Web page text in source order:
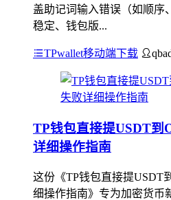
盖助记词输入错误（如顺序
稳定、钱包版...
TPwallet移动端下载
TP钱包直接提USDT到
详细操作指南
这份《TP钱包直接提USDT
细操作指南》专为加密货币